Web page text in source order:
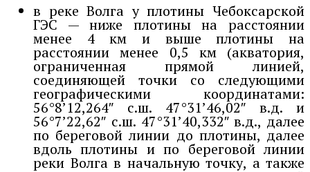
в реке Волга у плотины Чебоксарской
ГЭС — ниже плотины на расстоянии
менее 4 км и выше плотины на
расстоянии менее 0,5 км (акватория,
ограниченная прямой линией,
соединяющей точки со следующими
географическими координатами:
56°8’12,264″ с.ш. 47°31’46,02″ в.д. и
56°7’22,62″ с.ш. 47°31’40,332″ в.д., далее
по береговой линии до плотины, далее
вдоль плотины и по береговой линии
реки Волга в начальную точку, а также